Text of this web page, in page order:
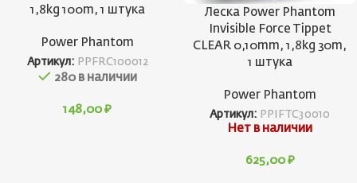
1,8kg 100m, 1 штука
Power Phantom
Артикул: PPFRC100012
280 в наличии
148,00 ₽
Леска Power Phantom
Invisible Force Tippet
CLEAR 0,10mm, 1,8kg 30m,
1 штука
Power Phantom
Артикул: PPIFTC30010
Нет в наличии
625,00 ₽